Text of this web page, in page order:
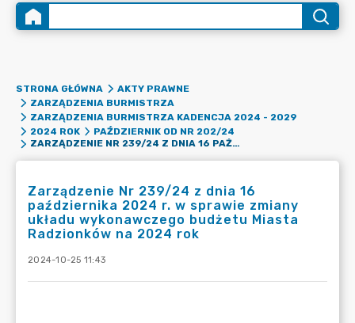
STRONA GŁÓWNA
AKTY PRAWNE
ZARZĄDZENIA BURMISTRZA
ZARZĄDZENIA BURMISTRZA KADENCJA 2024 - 2029
2024 ROK
PAŹDZIERNIK OD NR 202/24
ZARZĄDZENIE NR 239/24 Z DNIA 16 PAŹDZIERNIKA 2024 R. W SPRAWIE ZMIANY UKŁADU WYKONAWCZEGO BUDŻETU MIASTA RADZIONKÓW NA 2024 ROK
Zarządzenie Nr 239/24 z dnia 16
października 2024 r. w sprawie zmiany
układu wykonawczego budżetu Miasta
Radzionków na 2024 rok
2024-10-25 11:43